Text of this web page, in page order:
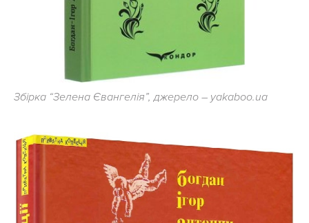
Збірка “Зелена Євангелія”, джерело – yakaboo.ua